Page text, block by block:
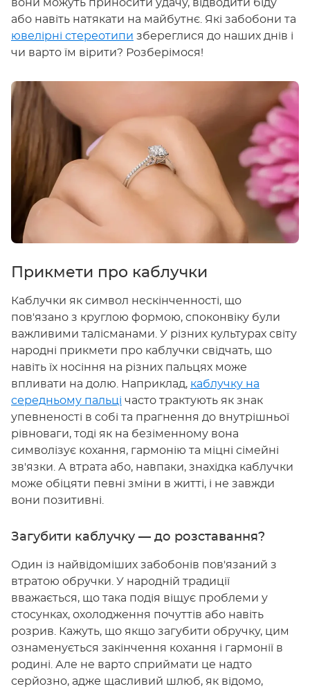
вони можуть приносити удачу, відводити біду
або навіть натякати на майбутнє. Які забобони та
ювелірні стереотипи збереглися до наших днів і
чи варто їм вірити? Розберімося!
Прикмети про каблучки
Каблучки як символ нескінченності, що
пов'язано з круглою формою, споконвіку були
важливими талісманами. У різних культурах світу
народні прикмети про каблучки свідчать, що
навіть їх носіння на різних пальцях може
впливати на долю. Наприклад, каблучку на
середньому пальці часто трактують як знак
упевненості в собі та прагнення до внутрішньої
рівноваги, тоді як на безіменному вона
символізує кохання, гармонію та міцні сімейні
зв'язки. А втрата або, навпаки, знахідка каблучки
може обіцяти певні зміни в житті, і не завжди
вони позитивні.
Загубити каблучку — до розставання?
Один із найвідоміших забобонів пов'язаний з
втратою обручки. У народній традиції
вважається, що така подія віщує проблеми у
стосунках, охолодження почуттів або навіть
розрив. Кажуть, що якщо загубити обручку, цим
ознаменується закінчення кохання і гармонії в
родині. Але не варто сприймати це надто
серйозно, адже щасливий шлюб, як відомо,